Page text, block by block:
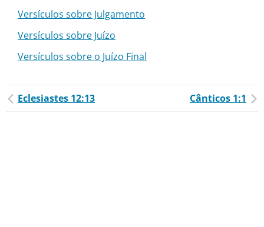
Versículos sobre Julgamento
Versículos sobre Juízo
Versículos sobre o Juízo Final
Eclesiastes 12:13 Cânticos 1:1